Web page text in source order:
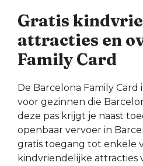
Gratis
attracties en
Family Card
De Barcelona Family Card
voor gezinnen die
deze pas krijgt je naast
openbaar vervoer in
gratis toegang tot enkele
kindvriendelijke attracties